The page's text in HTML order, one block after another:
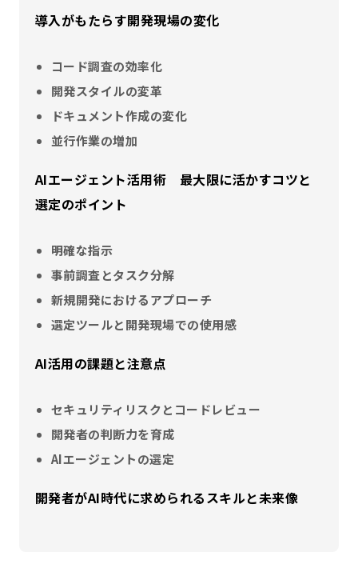
導入がもたらす開発現場の変化
コード調査の効率化
開発スタイルの変革
ドキュメント作成の変化
並行作業の増加
AIエージェント活用術 最大限に活かすコツと
選定のポイント
明確な指示
事前調査とタスク分解
新規開発におけるアプローチ
選定ツールと開発現場での使用感
AI活用の課題と注意点
セキュリティリスクとコードレビュー
開発者の判断力を育成
AIエージェントの選定
開発者がAI時代に求められるスキルと未来像